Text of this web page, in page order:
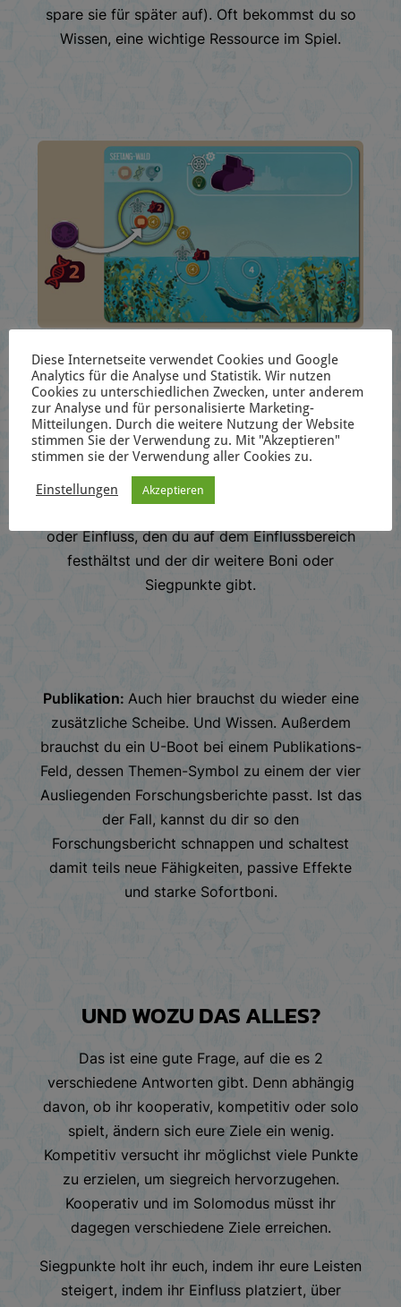
spare sie für später auf). Oft bekommst du so
Wissen, eine wichtige Ressource im Spiel.
Meeresschutz: Jetzt wird es komplizierter. Für
diese Aktion muss sich dein U-Boot auf einer
Zone mit Meeresschutz-Feld befinden.
Außerdem brauchst du eine zusätzliche
Scheibe und genug Wissen, um die Scheibe auf
dem Feld platzieren zu dürfen. Dafür gibt es oft
oder Einfluss, den du auf dem Einflussbereich
festhältst und der dir weitere Boni oder
Siegpunkte gibt.
Publikation: Auch hier brauchst du wieder eine
zusätzliche Scheibe. Und Wissen. Außerdem
brauchst du ein U-Boot bei einem Publikations-
Feld, dessen Themen-Symbol zu einem der vier
Ausliegenden Forschungsberichte passt. Ist das
der Fall, kannst du dir so den
Forschungsbericht schnappen und schaltest
damit teils neue Fähigkeiten, passive Effekte
und starke Sofortboni.
UND WOZU DAS ALLES?
Das ist eine gute Frage, auf die es 2
verschiedene Antworten gibt. Denn abhängig
davon, ob ihr kooperativ, kompetitiv oder solo
spielt, ändern sich eure Ziele ein wenig.
Kompetitiv versucht ihr möglichst viele Punkte
zu erzielen, um siegreich hervorzugehen.
Kooperativ und im Solomodus müsst ihr
dagegen verschiedene Ziele erreichen.
Siegpunkte holt ihr euch, indem ihr eure Leisten
steigert, indem ihr Einfluss platziert, über
Diese Internetseite verwendet Cookies und Google
Analytics für die Analyse und Statistik. Wir nutzen
Cookies zu unterschiedlichen Zwecken, unter anderem
zur Analyse und für personalisierte Marketing-
Mitteilungen. Durch die weitere Nutzung der Website
stimmen Sie der Verwendung zu. Mit "Akzeptieren"
stimmen sie der Verwendung aller Cookies zu.
Einstellungen Akzeptieren